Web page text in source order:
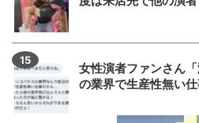
女性演者ファンさん
の業界で生産性無い